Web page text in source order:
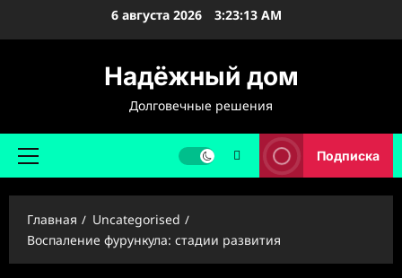
6 августа 2026 3:23:15 AM
Надёжный дом
Долговечные решения
Основное
Подписка
Главная
Uncategorised
Воспаление фурункула: стадии развития